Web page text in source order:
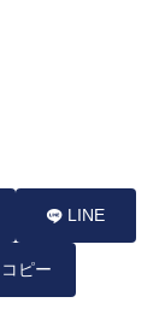
LINE
コピー